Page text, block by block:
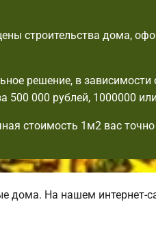
строительства дома,
решение, в
500 000 рублей, 1000000
стоимость 1м2 вас
На нашем интернет-